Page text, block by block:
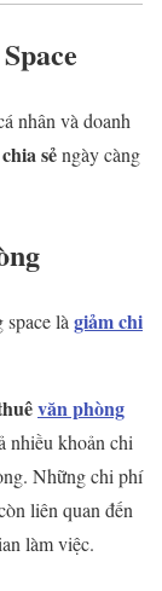
nhân và doanh
sẻngày càng
là giảm chi
văn phòng
nhiều khoản chi
Những chi phí
liên quan đến
làm việc.